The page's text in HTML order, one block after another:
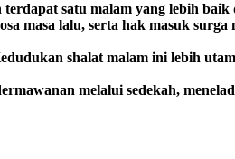
satu malam yang lebih baik
masa lalu, serta hak masuk
shalat malam ini lebih
melalui sedekah,